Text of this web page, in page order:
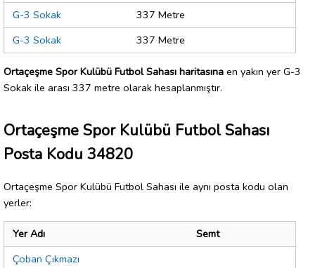
G-3 Sokak
337 Metre
G-3 Sokak
337 Metre
Ortaçeşme Spor Kulübü Futbol Sahası haritasına en yakın yer G-3
Sokak ile arası 337 metre olarak hesaplanmıştır.
Ortaçeşme Spor Kulübü Futbol Sahası
Posta Kodu 34820
Ortaçeşme Spor Kulübü Futbol Sahası ile aynı posta kodu olan
yerler:
Yer Adı
Semt
Çoban Çıkmazı